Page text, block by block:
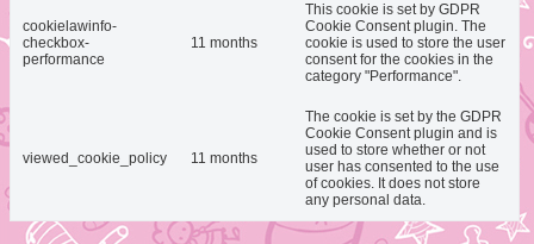
cookielawinfo-
checkbox-
performance
11 months
This cookie is set by GDPR
Cookie Consent plugin. The
cookie is used to store the user
consent for the cookies in the
category "Performance".
viewed_cookie_policy 11 months
The cookie is set by the GDPR
Cookie Consent plugin and is
used to store whether or not
user has consented to the use
of cookies. It does not store
any personal data.